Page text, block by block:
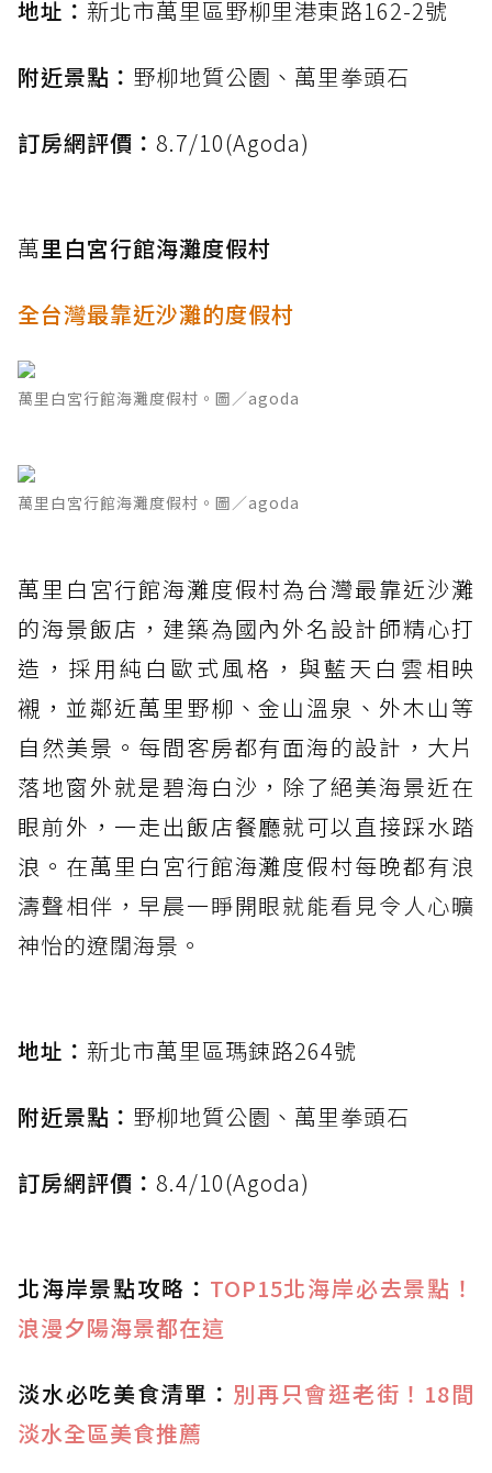
地址： 新北市萬里區野柳里港東路162-2號
附近景點： 野柳地質公園、萬里拳頭石
訂房網評價： 8.7/10(Agoda)
萬里白宮行館海灘度假村
全台灣最靠近沙灘的度假村
萬里白宮行館海灘度假村。圖／agoda
萬里白宮行館海灘度假村。圖／agoda
萬里白宮行館海灘度假村為台灣最靠近沙灘
的海景飯店，建築為國內外名設計師精心打
造，採用純白歐式風格，與藍天白雲相映
襯，並鄰近萬里野柳、金山溫泉、外木山等
自然美景。每間客房都有面海的設計，大片
落地窗外就是碧海白沙，除了絕美海景近在
眼前外，一走出飯店餐廳就可以直接踩水踏
浪。在萬里白宮行館海灘度假村每晚都有浪
濤聲相伴，早晨一睜開眼就能看見令人心曠
神怡的遼闊海景。
地址： 新北市萬里區瑪鋉路264號
附近景點： 野柳地質公園、萬里拳頭石
訂房網評價： 8.4/10(Agoda)
北海岸景點攻略： TOP15北海岸必去景點！
浪漫夕陽海景都在這
淡水必吃美食清單： 別再只會逛老街！18間
淡水全區美食推薦